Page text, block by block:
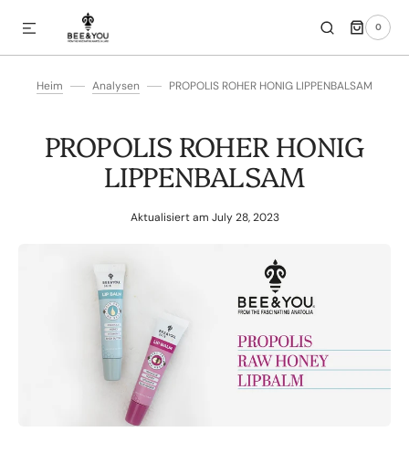
ZUM INHALT 0
0
ARTIKEL
Heim Analysen PROPOLIS ROHER HONIG LIPPENBALSAM
PROPOLIS ROHER HONIG
LIPPENBALSAM
Aktualisiert am July 28, 2023